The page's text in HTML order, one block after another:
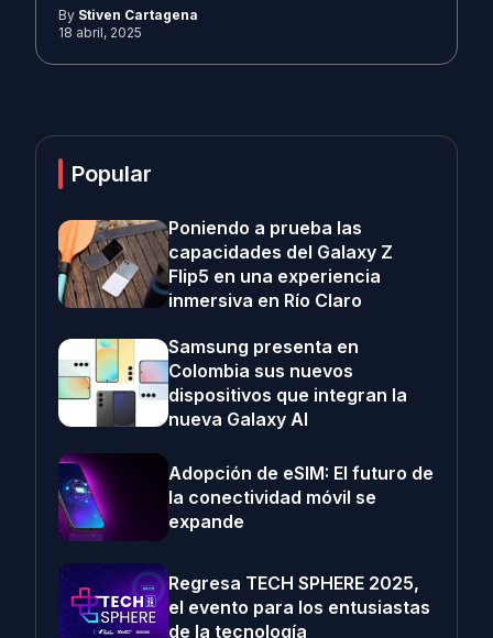
By Stiven Cartagena
18 abril, 2025
Popular
Poniendo a prueba las
capacidades del Galaxy Z
Flip5 en una experiencia
inmersiva en Río Claro
Samsung presenta en
Colombia sus nuevos
dispositivos que integran la
nueva Galaxy AI
Adopción de eSIM: El futuro de
la conectividad móvil se
expande
Regresa TECH SPHERE 2025,
el evento para los entusiastas
de la tecnología